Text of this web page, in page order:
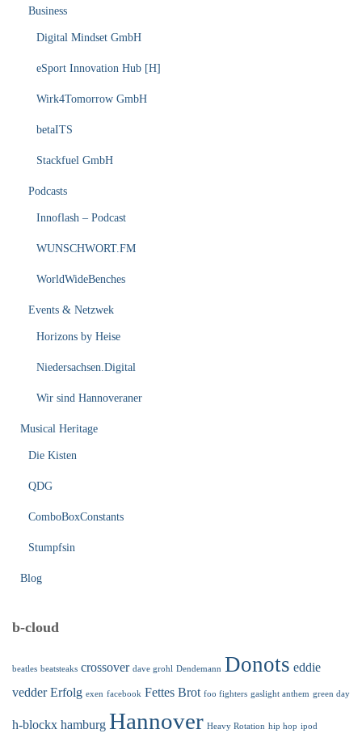
Business
Digital Mindset GmbH
eSport Innovation Hub [H]
Wirk4Tomorrow GmbH
betaITS
Stackfuel GmbH
Podcasts
Innoflash – Podcast
WUNSCHWORT.FM
WorldWideBenches
Events & Netzwek
Horizons by Heise
Niedersachsen.Digital
Wir sind Hannoveraner
Musical Heritage
Die Kisten
QDG
ComboBoxConstants
Stumpfsin
Blog
b-cloud
beatles beatsteaks crossover dave grohl Dendemann Donots eddie
vedder Erfolg exen facebook Fettes Brot foo fighters gaslight anthem green day
h-blockx hamburg Hannover Heavy Rotation hip hop ipod